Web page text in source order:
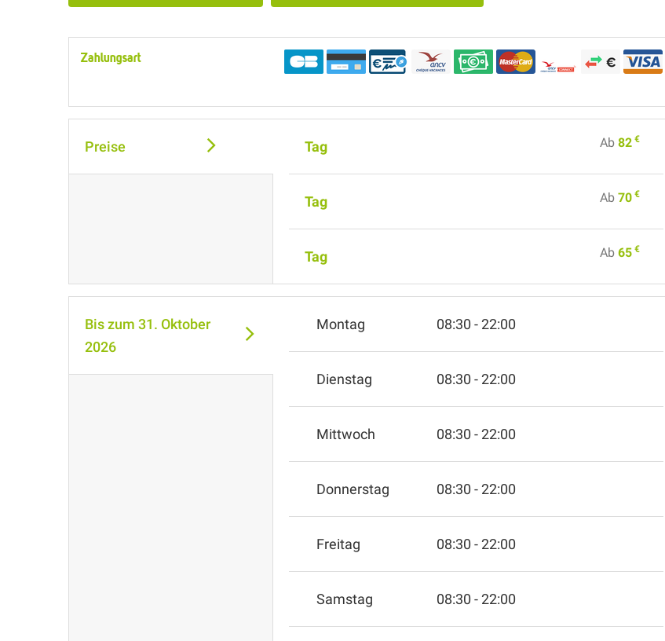
Zahlungsart
Preise Tag Ab82 €
Tag Ab70 €
Tag Ab65 €
Bis zum 31. Oktober
2026
Montag 08:30 - 22:00
Dienstag 08:30 - 22:00
Mittwoch 08:30 - 22:00
Donnerstag 08:30 - 22:00
Freitag 08:30 - 22:00
Samstag 08:30 - 22:00